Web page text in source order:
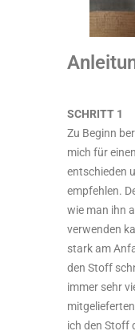
SCHRITT 1
Zu Beginn
mich für
entschieden
empfehlen.
wie man ihn
verwenden
stark am
den Stoff
immer sehr
ich den Stoff